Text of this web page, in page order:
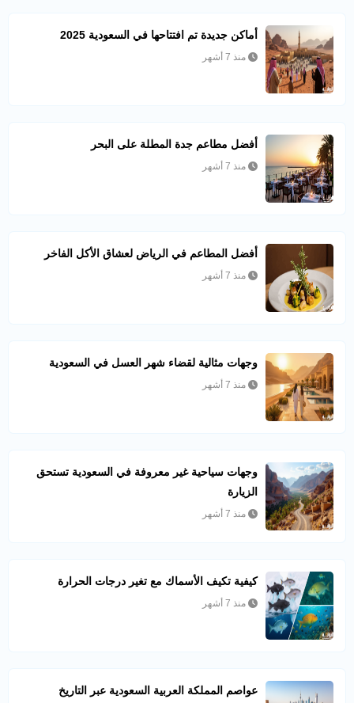
أماكن جديدة تم افتتاحها في السعودية 2025
منذ 7 أشهر
أفضل مطاعم جدة المطلة على البحر
منذ 7 أشهر
أفضل المطاعم في الرياض لعشاق الأكل الفاخر
منذ 7 أشهر
وجهات مثالية لقضاء شهر العسل في السعودية
منذ 7 أشهر
وجهات سياحية غير معروفة في السعودية تستحق
الزيارة
منذ 7 أشهر
كيفية تكيف الأسماك مع تغير درجات الحرارة
منذ 7 أشهر
عواصم المملكة العربية السعودية عبر التاريخ